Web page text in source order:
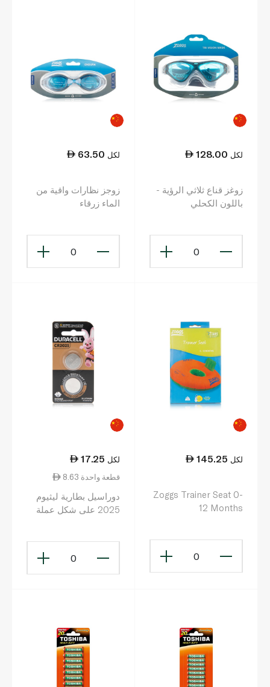
128.00 لكل
زوغز قناع ثلاثي الرؤية -
باللون الكحلي
0
63.50 لكل
زوجز نظارات واقية من
الماء زرقاء
0
145.25 لكل
Zoggs Trainer Seat 0-
12 Months
0
17.25 لكل
8.63 قطعة واحدة
دوراسيل بطارية ليثيوم
2025 على شكل عملة
0